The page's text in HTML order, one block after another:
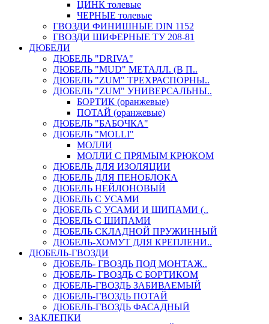
ЦИНК толевые
ЧЕРНЫЕ толевые
ГВОЗДИ ФИНИШНЫЕ DIN 1152
ГВОЗДИ ШИФЕРНЫЕ ТУ 208-81
ДЮБЕЛИ
ДЮБЕЛЬ "DRIVA"
ДЮБЕЛЬ "MUD" МЕТАЛЛ. (В П..
ДЮБЕЛЬ "ZUM" ТРЕХРАСПОРНЫ..
ДЮБЕЛЬ "ZUM" УНИВЕРСАЛЬНЫ..
БОРТИК (оранжевые)
ПОТАЙ (оранжевые)
ДЮБЕЛЬ "БАБОЧКА"
ДЮБЕЛЬ "МOLLI"
МОЛЛИ
МОЛЛИ С ПРЯМЫМ КРЮКОМ
ДЮБЕЛЬ ДЛЯ ИЗОЛЯЦИИ
ДЮБЕЛЬ ДЛЯ ПЕНОБЛОКА
ДЮБЕЛЬ НЕЙЛОНОВЫЙ
ДЮБЕЛЬ С УСАМИ
ДЮБЕЛЬ С УСАМИ И ШИПАМИ (..
ДЮБЕЛЬ С ШИПАМИ
ДЮБЕЛЬ СКЛАДНОЙ ПРУЖИННЫЙ
ДЮБЕЛЬ-ХОМУТ ДЛЯ КРЕПЛЕНИ..
ДЮБЕЛЬ-ГВОЗДИ
ДЮБЕЛЬ- ГВОЗДЬ ПОД МОНТАЖ..
ДЮБЕЛЬ- ГВОЗДЬ С БОРТИКОМ
ДЮБЕЛЬ-ГВОЗДЬ ЗАБИВАЕМЫЙ
ДЮБЕЛЬ-ГВОЗДЬ ПОТАЙ
ДЮБЕЛЬ-ГВОЗДЬ ФАСАДНЫЙ
ЗАКЛЕПКИ